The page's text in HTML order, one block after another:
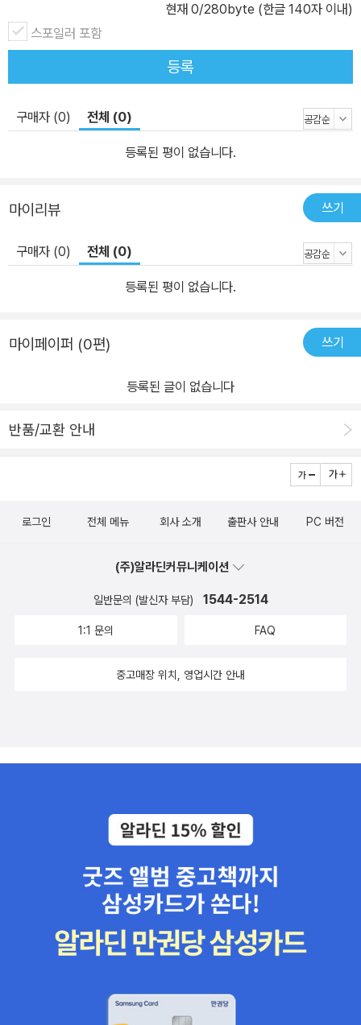
현재 0/280byte (한글 140자 이내)
스포일러 포함
등록
구매자 (0) 전체 (0)
등록된 평이 없습니다.
마이리뷰 쓰기
구매자 (0) 전체 (0)
등록된 평이 없습니다.
마이페이퍼 (0편) 쓰기
등록된 글이 없습니다
반품/교환 안내
로그인 전체 메뉴 회사 소개 출판사 안내 PC 버전
(주)알라딘커뮤니케이션
일반문의 (발신자 부담) 1544-2514
1:1 문의 FAQ
중고매장 위치, 영업시간 안내